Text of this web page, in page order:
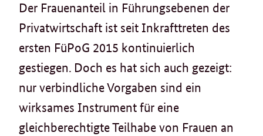
Der Frauenanteil in Führungsebenen der
Privatwirtschaft ist seit Inkrafttreten des
ersten FüPoG 2015 kontinuierlich
gestiegen. Doch es hat sich auch gezeigt:
nur verbindliche Vorgaben sind ein
wirksames Instrument für eine
gleichberechtigte Teilhabe von Frauen an